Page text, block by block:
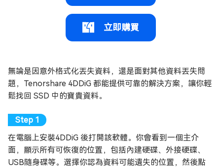
立即購買
無論是因意外格式化丟失資料，還是面對其他資料丟失問
題，Tenorshare 4DDiG 都能提供可靠的解決方案，讓你輕
鬆找回 SSD 中的寶貴資料。
在電腦上安裝4DDiG 後打開該軟體。你會看到一個主介
面，顯示所有可恢復的位置，包括內建硬碟、外接硬碟、
USB隨身碟等。選擇你認為資料可能遺失的位置，然後點